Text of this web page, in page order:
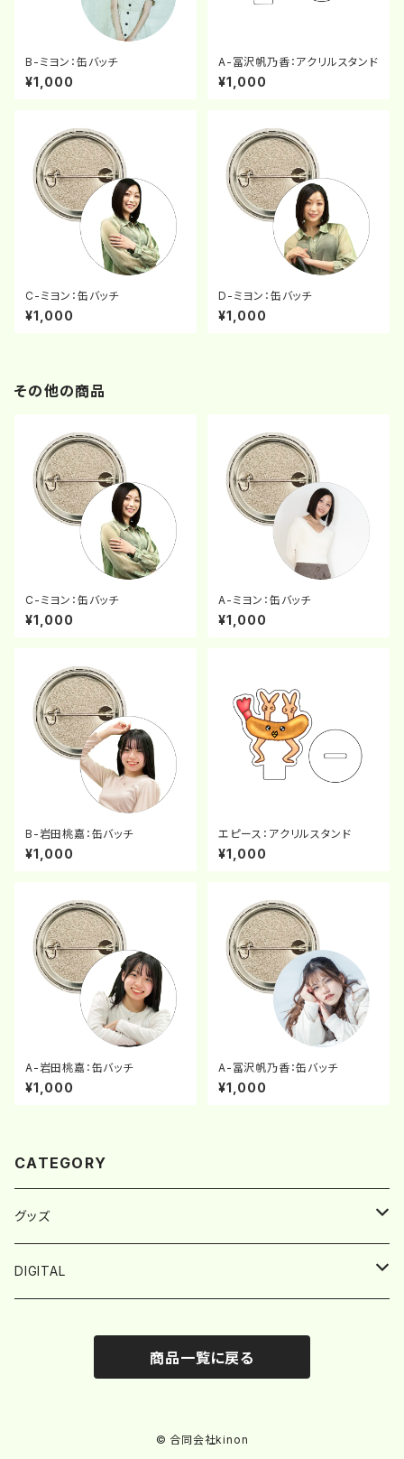
B-ミヨン：缶バッチ
¥1,000
A-冨沢帆乃香：アクリルスタンド
¥1,000
C-ミヨン：缶バッチ
¥1,000
D-ミヨン：缶バッチ
¥1,000
その他の商品
C-ミヨン：缶バッチ
¥1,000
A-ミヨン：缶バッチ
¥1,000
B-岩田桃嘉：缶バッチ
¥1,000
エピース：アクリルスタンド
¥1,000
A-岩田桃嘉：缶バッチ
¥1,000
A-冨沢帆乃香：缶バッチ
¥1,000
CATEGORY
グッズ
アクリルキーホルダー
DIGITAL
商品一覧に戻る
© 合同会社kinon